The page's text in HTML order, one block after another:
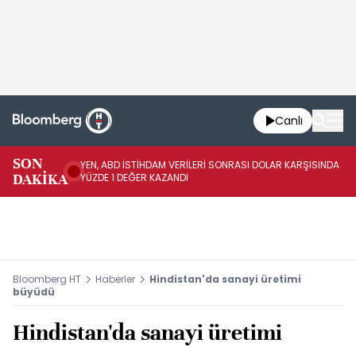
Canlı
SON
DAKİKA
YEN, ABD İSTİHDAM VERİLERİ SONRASI DOLAR KARŞISINDA
YÜZDE 1 DEĞER KAZANDI
Bloomberg HT Haberler
Hindistan'da sanayi üretimi
büyüdü
Hindistan'da sanayi üretimi